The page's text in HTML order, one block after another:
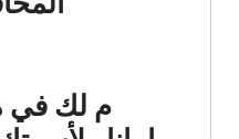
م لك في